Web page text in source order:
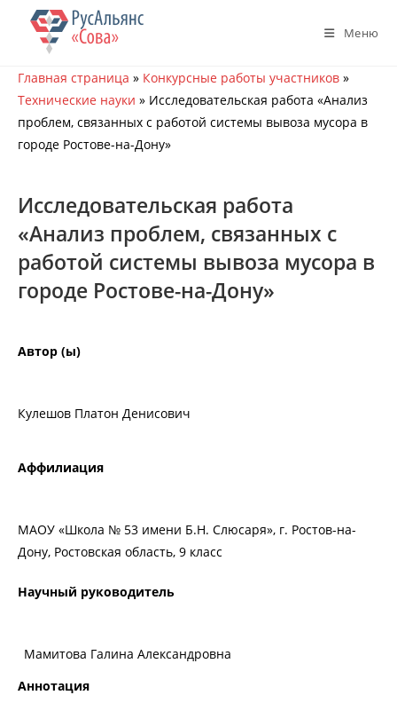
Перейти
содержимому
Меню
Главная страница » Конкурсные работы участников »
Технические науки » Исследовательская работа «Анализ
проблем, связанных с работой системы вывоза мусора в
городе Ростове-на-Дону»
Исследовательская работа
«Анализ проблем, связанных с
работой системы вывоза мусора в
городе Ростове-на-Дону»
Автор (ы)
Кулешов Платон Денисович
Аффилиация
МАОУ «Школа № 53 имени Б.Н. Слюсаря», г. Ростов-на-
Дону, Ростовская область, 9 класс
Научный руководитель
Мамитова Галина Александровна
Аннотация